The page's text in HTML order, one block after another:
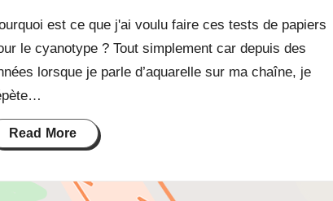
est ce que j'ai voulu faire ces tests de papiers
le cyanotype ? Tout simplement car depuis des
lorsque je parle d’aquarelle sur ma chaîne, je
Read More